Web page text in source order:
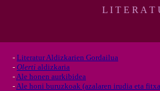
L I T E R A
- Literatur Aldizkarien Gordailua
- Olerti aldizkaria
-Ale honen aurkibidea
-Ale honi buruzkoak (azalaren irudia eta